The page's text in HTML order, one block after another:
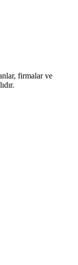
firmalar ve